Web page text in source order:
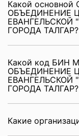
Какой
ОБЪЕДИНЕНИЕ
ЕВАНГЕЛЬСКОЙ
ГОРОДА ТАЛГАР?
Какой код БИН
ОБЪЕДИНЕНИЕ
ЕВАНГЕЛЬСКОЙ
ГОРОДА ТАЛГАР?
Какие